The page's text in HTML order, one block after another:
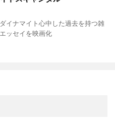
イナマイト心中した過去を持つ雑
ッセイを映画化